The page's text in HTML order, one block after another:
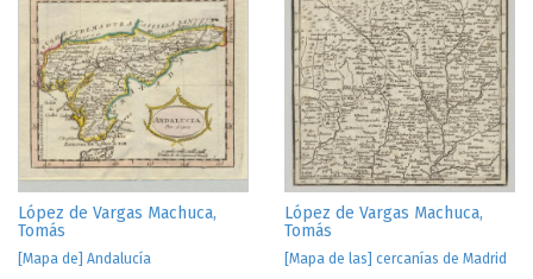
López de Vargas Machuca,
Tomás
[Mapa de] Andalucía
López de Vargas Machuca,
Tomás
[Mapa de las] cercanías de Madrid